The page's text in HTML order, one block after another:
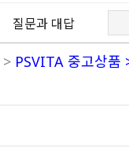
질문과 대답
> PSVITA 중고상품